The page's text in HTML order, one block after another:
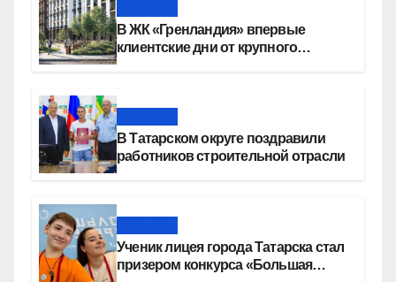
В ЖК «Гренландия» впервые
клиентские дни от крупного
В Татарском округе поздравили
работников строительной отрасли
Ученик лицея города Татарска стал
призером конкурса «Большая